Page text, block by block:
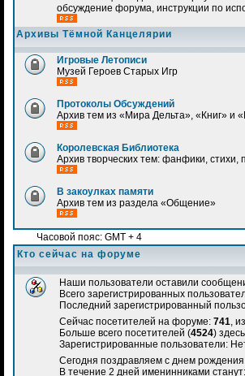
обсуждение форума, инструкции по
Архивы Тёмной Канцелярии
Игровые Летописи
Музей Героев Старых Игр
Протоколы Обсуждений
Архив тем из «Мира Дельта», «Книг» и
Королевская Библиотека
Архив творческих тем: фанфики, стихи,
В закоулках памяти
Архив тем из раздела «Общение»
Часовой пояс: GMT + 4
Кто сейчас на форуме
Наши пользователи оставили
Всего зарегистрированных
Последний зарегистрированный
Сейчас посетителей на форуме: 741 ,
Больше всего посетителей (4524)
Зарегистрированные пользователи:
Сегодня поздравляем с днем
В течение 2 дней именинниками станут: